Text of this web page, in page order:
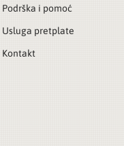
Podrška i pomoć
Usluga pretplate
Kontakt